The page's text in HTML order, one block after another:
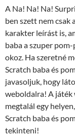
A Na! Na! Na!
ben szett nem csak
karakter leírást is,
baba a szuper
okoz. Ha szeretné
Scratch baba és
javasoljuk, hogy
weboldalra! A
megtalál egy
Scratch baba és
tekinteni!